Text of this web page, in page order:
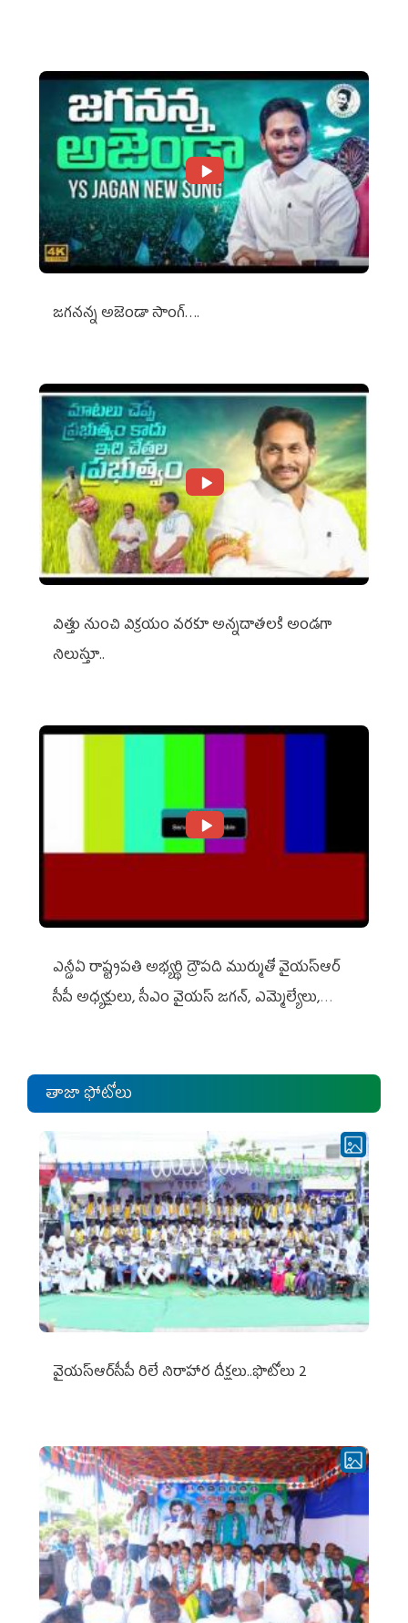
జగనన్న అజెండా సాంగ్….
విత్తు నుంచి విక్రయం వరకూ అన్నదాతలకి అండగా
నిలుస్తూ..
ఎన్డీఏ రాష్ట్ర‌ప‌తి అభ్య‌ర్థి ద్రౌప‌ది ముర్ముతో వైయ‌స్ఆర్
సీపీ అధ్య‌క్షులు, సీఎం వైయ‌స్ జ‌గ‌న్, ఎమ్మెల్యేలు,
తాజా ఫోటోలు
వైయ‌స్ఆర్‌సీపీ రిలే నిరాహార దీక్షలు..ఫొటోలు 2